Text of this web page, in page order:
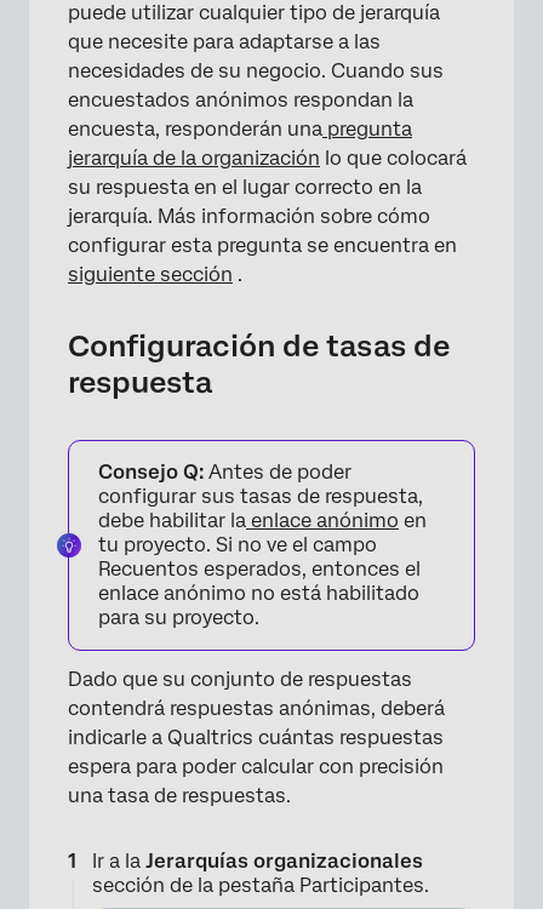
puede utilizar cualquier tipo de jerarquía
que necesite para adaptarse a las
necesidades de su negocio. Cuando sus
encuestados anónimos respondan la
encuesta, responderán una pregunta
jerarquía de la organización lo que colocará
su respuesta en el lugar correcto en la
jerarquía. Más información sobre cómo
configurar esta pregunta se encuentra en
siguiente sección .
Configuración de tasas de
respuesta
Consejo Q: Antes de poder
configurar sus tasas de respuesta,
debe habilitar la enlace anónimo en
tu proyecto. Si no ve el campo
Recuentos esperados, entonces el
enlace anónimo no está habilitado
para su proyecto.
Dado que su conjunto de respuestas
contendrá respuestas anónimas, deberá
indicarle a Qualtrics cuántas respuestas
espera para poder calcular con precisión
una tasa de respuestas.
Ir a la Jerarquías organizacionales
sección de la pestaña Participantes.